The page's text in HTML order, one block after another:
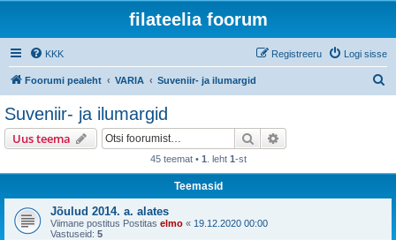
filateelia foorum
KKK Logi sisse
Registreeru
Foorumi pealeht VARIA Suveniir- ja ilumargid
Suveniir- ja ilumargid
Uus teema Otsi
45 teemat • 1 . leht 1-st
Teemasid
Jõulud 2014. a. alates
Viimane postitus Postitas elmo « 19.12.2020 00:00
Vastuseid: 5